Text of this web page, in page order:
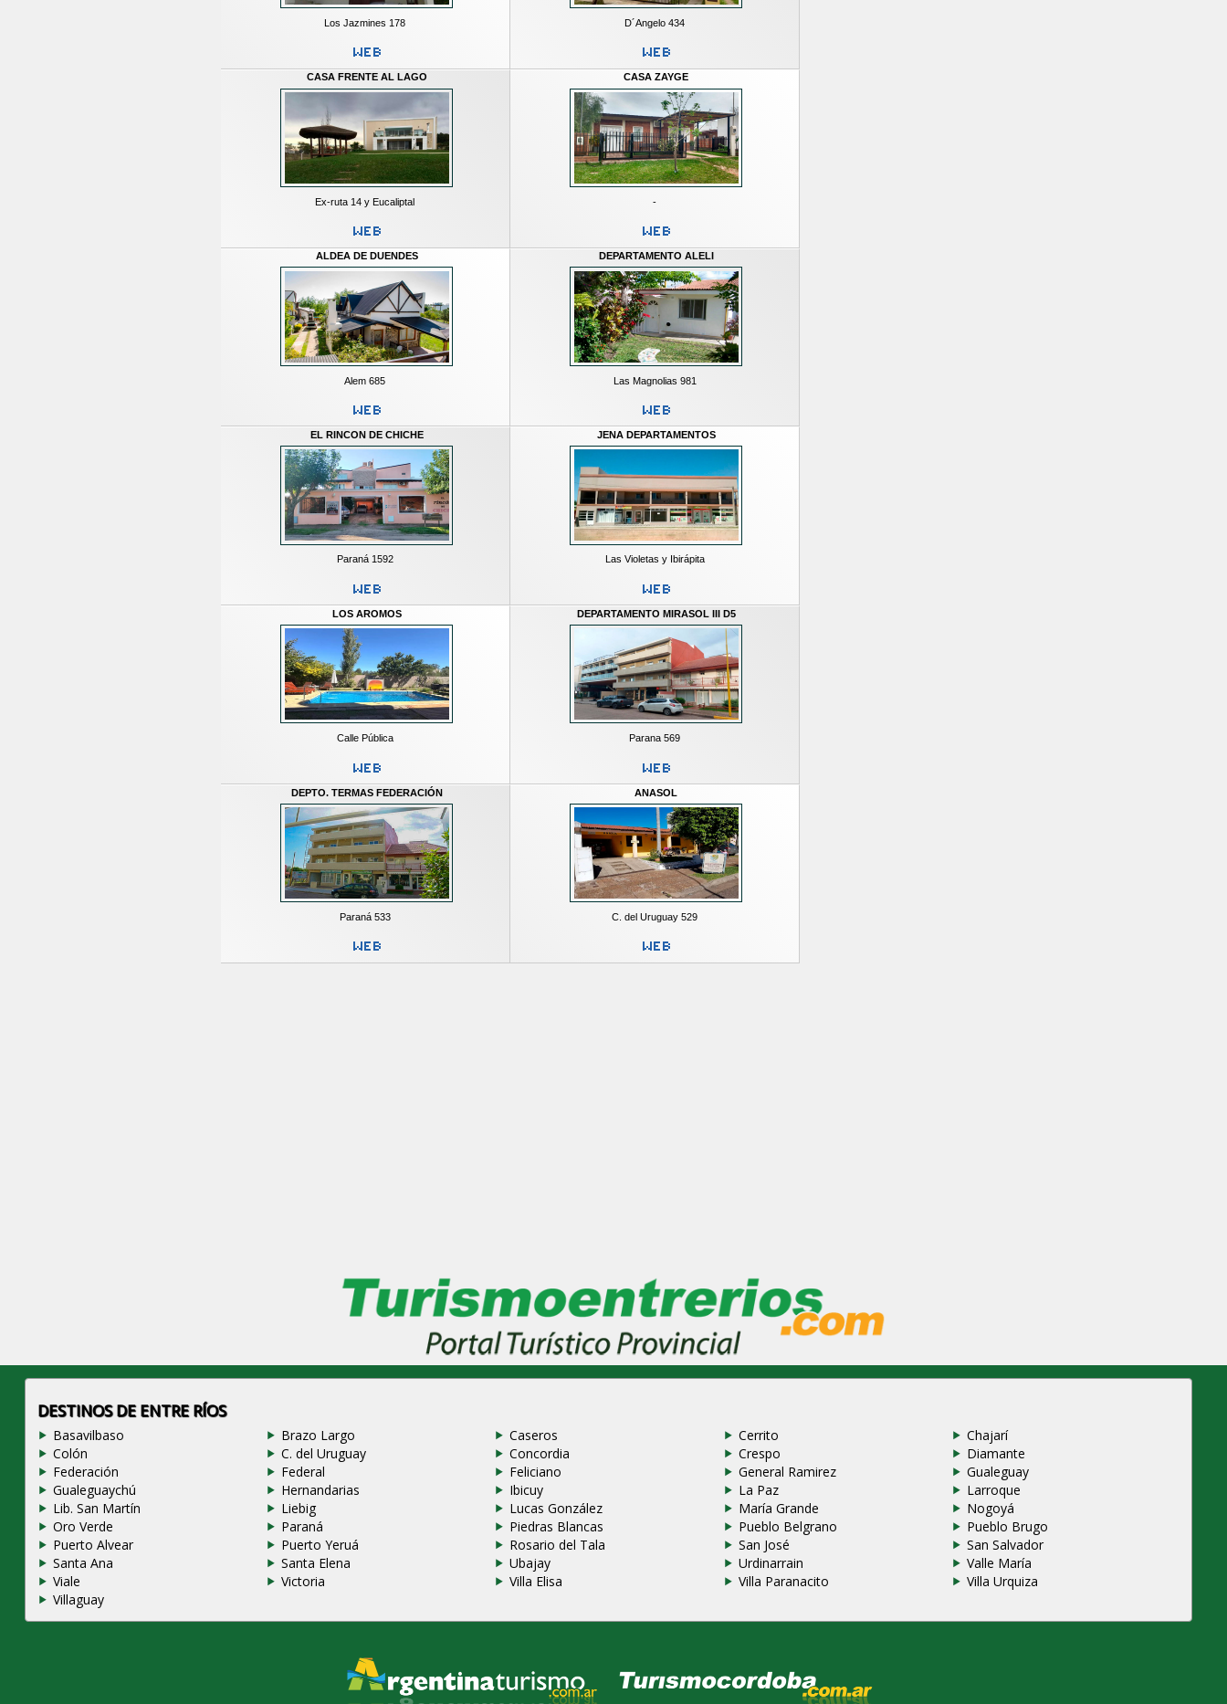
Los Jazmines 178 D´Angelo 434
CASA FRENTE AL LAGO
Ex-ruta 14 y Eucaliptal
CASA ZAYGE
-
ALDEA DE DUENDES
Alem 685
DEPARTAMENTO ALELI
Las Magnolias 981
EL RINCON DE CHICHE
Paraná 1592
JENA DEPARTAMENTOS
Las Violetas y Ibirápita
LOS AROMOS
Calle Pública
DEPARTAMENTO MIRASOL III D5
Parana 569
DEPTO. TERMAS FEDERACIÓN
Paraná 533
ANASOL
C. del Uruguay 529
DESTINOS DE ENTRE RÍOS
Basavilbaso Brazo Largo Caseros Cerrito
Chajarí
Colón
C. del Uruguay Concordia Crespo
Diamante
Federación
Federal Feliciano General Ramirez
Gualeguay
Gualeguaychú
Hernandarias Ibicuy La Paz
Larroque
Lib. San Martín
Liebig Lucas González María Grande
Nogoyá
Oro Verde
Paraná Piedras Blancas Pueblo Belgrano
Pueblo Brugo
Puerto Alvear
Puerto Yeruá Rosario del Tala San José
San Salvador
Santa Ana
Santa Elena Ubajay Urdinarrain
Valle María
Viale
Victoria Villa Elisa Villa Paranacito
Villa Urquiza
Villaguay